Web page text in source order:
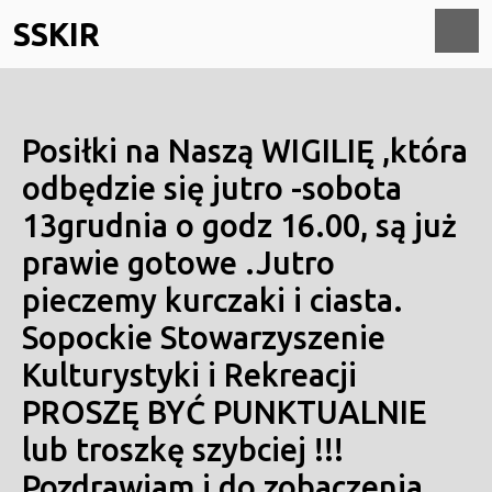
to
content
SSKIR
Posiłki na Naszą WIGILIĘ ,która
odbędzie się jutro -sobota
13grudnia o godz 16.00, są już
prawie gotowe .Jutro
pieczemy kurczaki i ciasta.
Sopockie Stowarzyszenie
Kulturystyki i Rekreacji
PROSZĘ BYĆ PUNKTUALNIE
lub troszkę szybciej !!!